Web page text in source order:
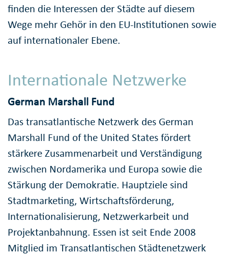
finden die Interessen der Städte auf diesem
Wege mehr Gehör in den EU-Institutionen sowie
auf internationaler Ebene.
Internationale Netzwerke
German Marshall Fund
Das transatlantische Netzwerk des German
Marshall Fund of the United States fördert
stärkere Zusammenarbeit und Verständigung
zwischen Nordamerika und Europa sowie die
Stärkung der Demokratie. Hauptziele sind
Stadtmarketing, Wirtschaftsförderung,
Internationalisierung, Netzwerkarbeit und
Projektanbahnung. Essen ist seit Ende 2008
Mitglied im Transatlantischen Städtenetzwerk